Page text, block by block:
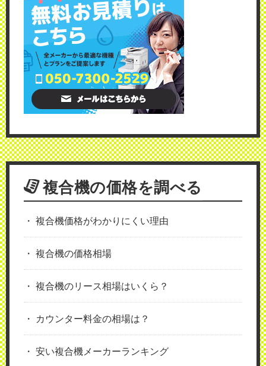
複合機の価格を調べる
複合機価格がわかりにくい理由
複合機の価格相場
複合機のリース相場はいくら？
カウンター料金の相場は？
安い複合機メーカーランキング